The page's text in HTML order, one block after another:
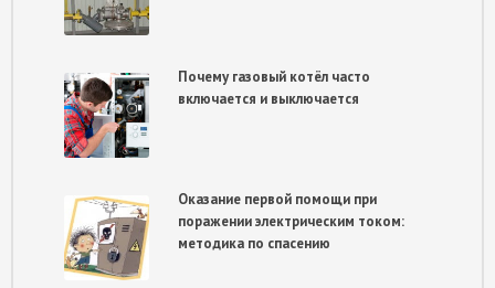
Почему газовый котёл часто
включается и выключается
Оказание первой помощи при
поражении электрическим током:
методика по спасению